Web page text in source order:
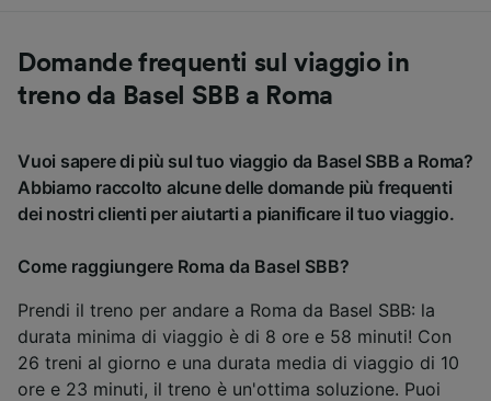
Domande frequenti sul viaggio in
treno da Basel SBB a Roma
Vuoi sapere di più sul tuo viaggio da Basel SBB a Roma?
Abbiamo raccolto alcune delle domande più frequenti
dei nostri clienti per aiutarti a pianificare il tuo viaggio.
Come raggiungere Roma da Basel SBB?
Prendi il treno per andare a Roma da Basel SBB: la
durata minima di viaggio è di 8 ore e 58 minuti! Con
26 treni al giorno e una durata media di viaggio di 10
ore e 23 minuti, il treno è un'ottima soluzione. Puoi